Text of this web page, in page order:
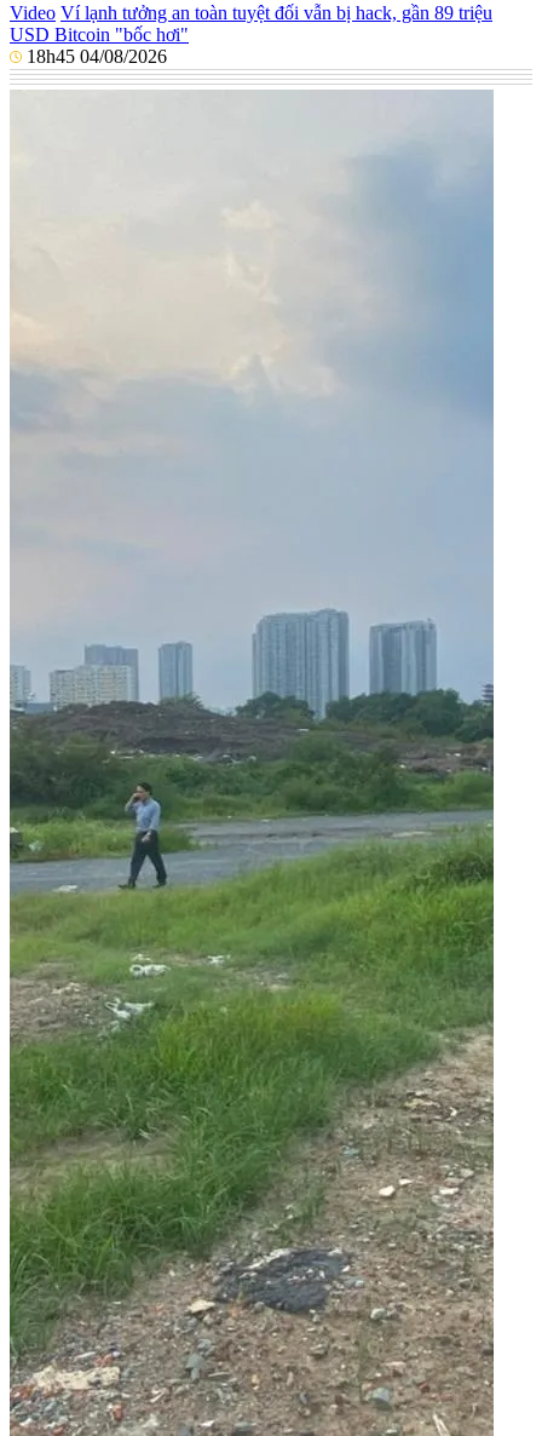
Video Ví lạnh tưởng an toàn tuyệt đối vẫn bị hack, gần 89 triệu
USD Bitcoin "bốc hơi"
18h45 04/08/2026